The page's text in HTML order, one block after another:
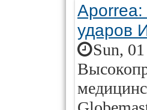
ударов
Sun,